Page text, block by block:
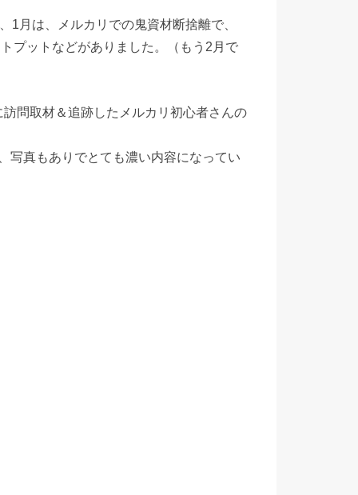
1月は、メルカリでの鬼資材断捨離で、
プットなどがありました。（もう2月で
問取材＆追跡したメルカリ初心者さんの
写真もありでとても濃い内容になってい